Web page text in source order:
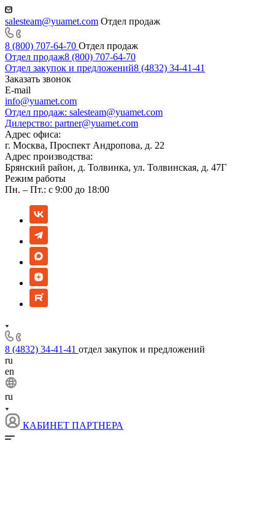
salesteam@yuamet.com Отдел продаж
8 (800) 707-64-70 Отдел продаж
Отдел продаж8 (800) 707-64-70
Отдел закупок и предложений8 (4832) 34-41-41
Заказать звонок
E-mail
info@yuamet.com
Отдел продаж: salesteam@yuamet.com
Дилерство: partner@yuamet.com
Адрес офиса:
г. Москва, Проспект Андропова, д. 22
Адрес производства:
Брянский район, д. Толвинка, ул. Толвинская, д. 47Г
Режим работы
Пн. – Пт.: с 9:00 до 18:00
8 (4832) 34-41-41 отдел закупок и предложений
ru
en
ru
КАБИНЕТ ПАРТНЕРА